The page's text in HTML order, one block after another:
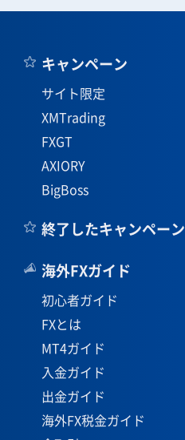
キャンペーン
サイト限定
XMTrading
FXGT
AXIORY
BigBoss
終了したキャンペーン
海外FXガイド
初心者ガイド
FXとは
MT4ガイド
入金ガイド
出金ガイド
海外FX税金ガイド